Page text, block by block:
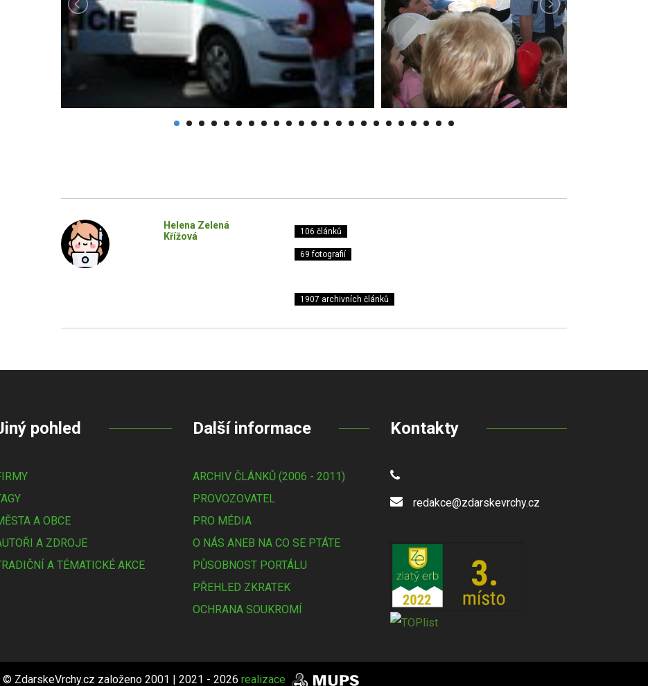
Helena Zelená
Křížová
106 článků
69 fotografií
1907 archivních článků
pohled
A OBCE
A ZDROJE
A TÉMATICKÉ AKCE
Další informace
ARCHIV ČLÁNKŮ (2006 - 2011)
PROVOZOVATEL
PRO MÉDIA
O NÁS ANEB NA CO SE PTÁTE
PŮSOBNOST PORTÁLU
PŘEHLED ZKRATEK
OCHRANA SOUKROMÍ
Kontakty
redakce@zdarskevrchy.cz
© ZdarskeVrchy.cz založeno 2001 | 2021 - 2026 realizace